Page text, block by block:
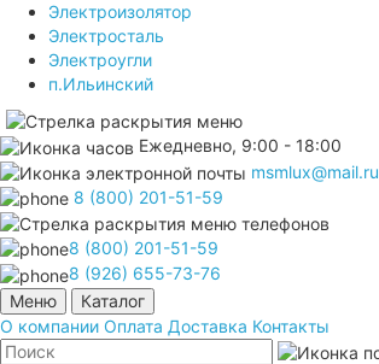
Электроизолятор
Электросталь
Электроугли
п.Ильинский
Ежедневно, 9:00 - 18:00
msmlux@mail.ru
8 (800) 201-51-59
8 (800) 201-51-59
8 (926) 655-73-76
Меню
Каталог
О компании Оплата Доставка Контакты